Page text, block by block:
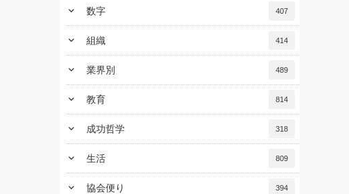
keyboard_arrow_down 数字 407
keyboard_arrow_down 組織 414
keyboard_arrow_down 業界別 489
keyboard_arrow_down 教育 814
keyboard_arrow_down 成功哲学 318
keyboard_arrow_down 生活 809
keyboard_arrow_down 協会便り 394